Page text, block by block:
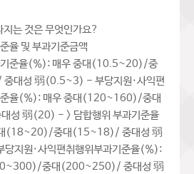
지는 것은 무엇인가요?
율 및 부과기준금액
기준율(%): 매우 중대(10.5~20)/중
대성 弱(0.5~3) - 부당지원·사익편
준율(%): 매우 중대(120~160)/중대
성 弱(20) - > 담합행위 부과기준율
(18~20)/중대(15~18)/ 중대성 弱
지원·사익편취행위부과기준율(%):
중대(200~250)/ 중대성 弱